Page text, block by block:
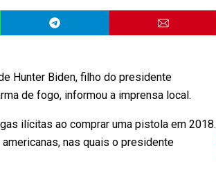
Hunter Biden, filho do presidente
de fogo, informou a imprensa local.
ilícitas ao comprar uma pistola em 2018.
nas quais o presidente